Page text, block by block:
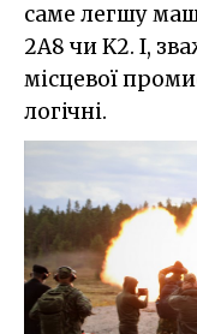
саме легшу
2A8 чи K2. І,
місцевої
логічні.